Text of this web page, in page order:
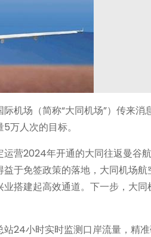
机场（简称“大同机场”）传来
万人次的目标。
营2024年开通的大同往返曼谷
于免签政策的落地，大同机场
搭建起高效通道。下一步，大
24小时实时监测口岸流量，精